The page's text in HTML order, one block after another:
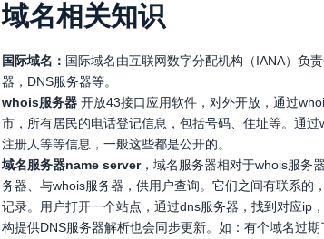
域名相关知识
国际域名： 国际域名由互联网数字分配机构（IANA）负
器，DNS服务器等。
whois服务器开放43接口应用软件，对外开放，通过
市，所有居民的电话登记信息，包括号码、住址等。通
注册人等等信息，一般这些都是公开的。
域名服务器name server，域名服务器相对于whois服务
务器、与whois服务器，供用户查询。它们之间有联系的
记录。用户打开一个站点，通过dns服务器，找到对应ip
构提供DNS服务器解析也会同步更新。如：有个域名过